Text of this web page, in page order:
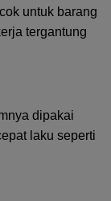
untuk barang
tergantung
dipakai
laku seperti